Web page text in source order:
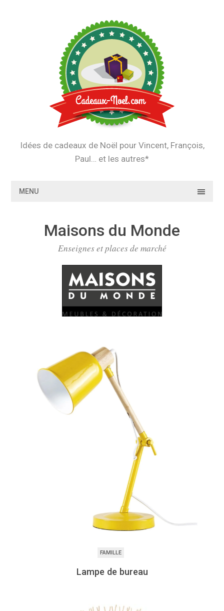
Idées de cadeaux de Noël pour Vincent, François,
Paul… et les autres*
MENU
Maisons du Monde
Enseignes et places de marché
FAMILLE
Lampe de bureau